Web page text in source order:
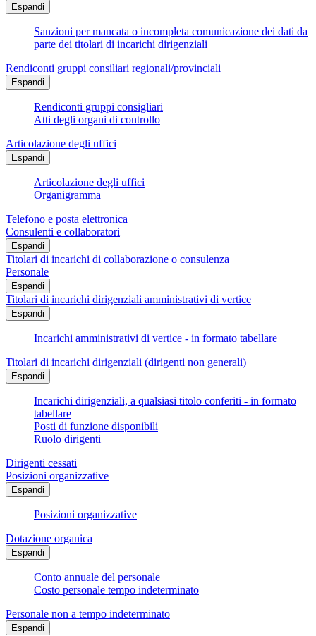
Espandi
Sanzioni per mancata o incompleta comunicazione dei dati da
parte dei titolari di incarichi dirigenziali
Rendiconti gruppi consiliari regionali/provinciali
Espandi
Rendiconti gruppi consigliari
Atti degli organi di controllo
Articolazione degli uffici
Espandi
Articolazione degli uffici
Organigramma
Telefono e posta elettronica
Consulenti e collaboratori
Espandi
Titolari di incarichi di collaborazione o consulenza
Personale
Espandi
Titolari di incarichi dirigenziali amministrativi di vertice
Espandi
Incarichi amministrativi di vertice - in formato tabellare
Titolari di incarichi dirigenziali (dirigenti non generali)
Espandi
Incarichi dirigenziali, a qualsiasi titolo conferiti - in formato
tabellare
Posti di funzione disponibili
Ruolo dirigenti
Dirigenti cessati
Posizioni organizzative
Espandi
Posizioni organizzative
Dotazione organica
Espandi
Conto annuale del personale
Costo personale tempo indeterminato
Personale non a tempo indeterminato
Espandi